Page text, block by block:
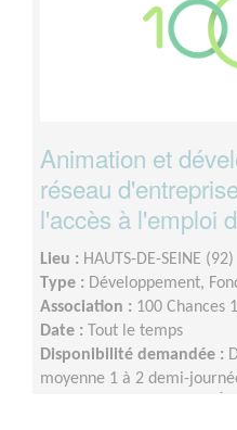
Animation et
réseau
l'accès à l'emploi
Lieu : HAUTS-DE-SEINE (92)
Type : Développement,
Association : 100 Chances
Date : Tout le temps
Disponibilité demandée :
moyenne 1 à 2 demi-